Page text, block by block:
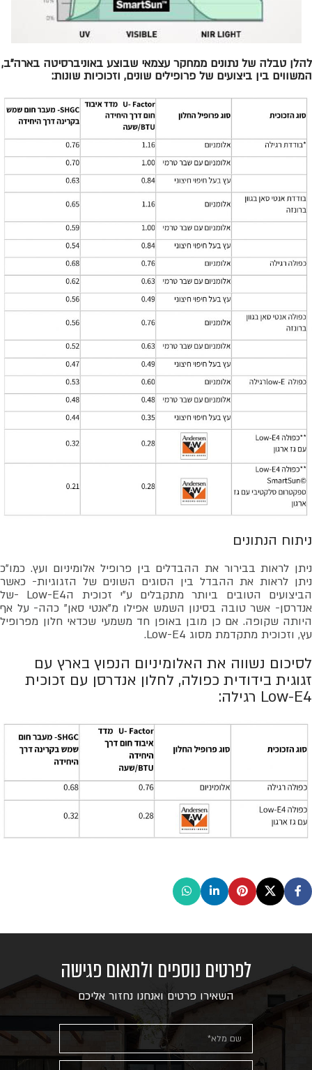
להלן טבלה של נתונים ממחקר עצמאי שבוצע באוניברסיטה בארה"ב,
המשווים בין ביצועים של פרופילים שונים, וזכוכיות שונות:
ניתוח הנתונים
ניתן לראות בבירור את ההבדלים בין פרופיל אלומיניום ועץ. כמו"כ
ניתן לראות את ההבדל בין הסוגים השונים של הזגוגיות- כאשר
הביצועים הטובים ביותר מתקבלים ע"י זכוכית הLow-E4 -של
אנדרסן- אשר טובה בסינון השמש אפילו מ"אנטי סאן" כהה- על אף
היותה שקופה. אם כן מובן באופן חד משמעי שכדאי חלון מפרופיל
עץ, וזכוכית מתקדמת מסוג Low-E4.
לסיכום נשווה את האלומיניום הנפוץ בארץ עם
זגוגית בידודית כפולה, לחלון אנדרסן עם זכוכית
Low-E4 רגילה:
לפרטים נוספים ולתאום פגישה
השאירו פרטים ואנחנו נחזור אליכם